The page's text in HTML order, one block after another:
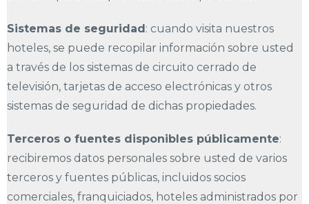
Sistemas de seguridad : cuando visita nuestros
hoteles, se puede recopilar información sobre usted
a través de los sistemas de circuito cerrado de
televisión, tarjetas de acceso electrónicas y otros
sistemas de seguridad de dichas propiedades.
Terceros o fuentes disponibles públicamente:
recibiremos datos personales sobre usted de varios
terceros y fuentes públicas, incluidos socios
comerciales, franquiciados, hoteles administrados por